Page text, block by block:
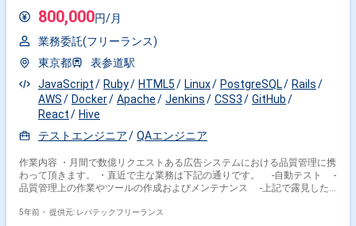
800,000円/月
業務委託(フリーランス)
東京都
表参道駅
JavaScript
Ruby HTML5 Linux PostgreSQL
Rails
AWS
Docker Apache Jenkins CSS3
GitHub
React
Hive
テストエンジニア
QAエンジニア
作業内容 ・月間で数億リクエストある広告システムにおける品質管理に携
わって頂きます。 ・直近で主な業務は下記の通りです。 -自動テスト -
品質管理上の作業やツールの作成およびメンテナンス -上記で露見した
や経験および進捗状況により変動いたします。
5年前・ 提供元: レバテックフリーランス